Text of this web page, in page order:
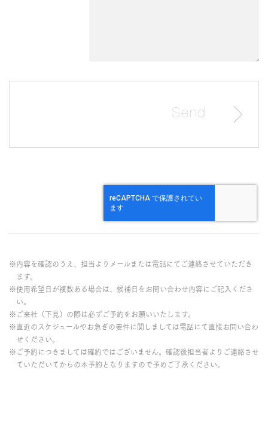
※内容を確認のうえ、担当よりメールまたは電話にてご連絡させていただき
ます。
※使用希望日が複数ある場合は、候補日をお問い合わせ内容にご記入くださ
い。
※ご来社（下見）の際は必ずご予約をお願いいたします。
※直近のスケジュールやお急ぎの要件に関しましては電話にて直接お問い合わ
せください。
※ご予約につきましては確約ではございません。確認後担当者よりご連絡させ
ていただいてからの本予約となりますので予めご了承ください。